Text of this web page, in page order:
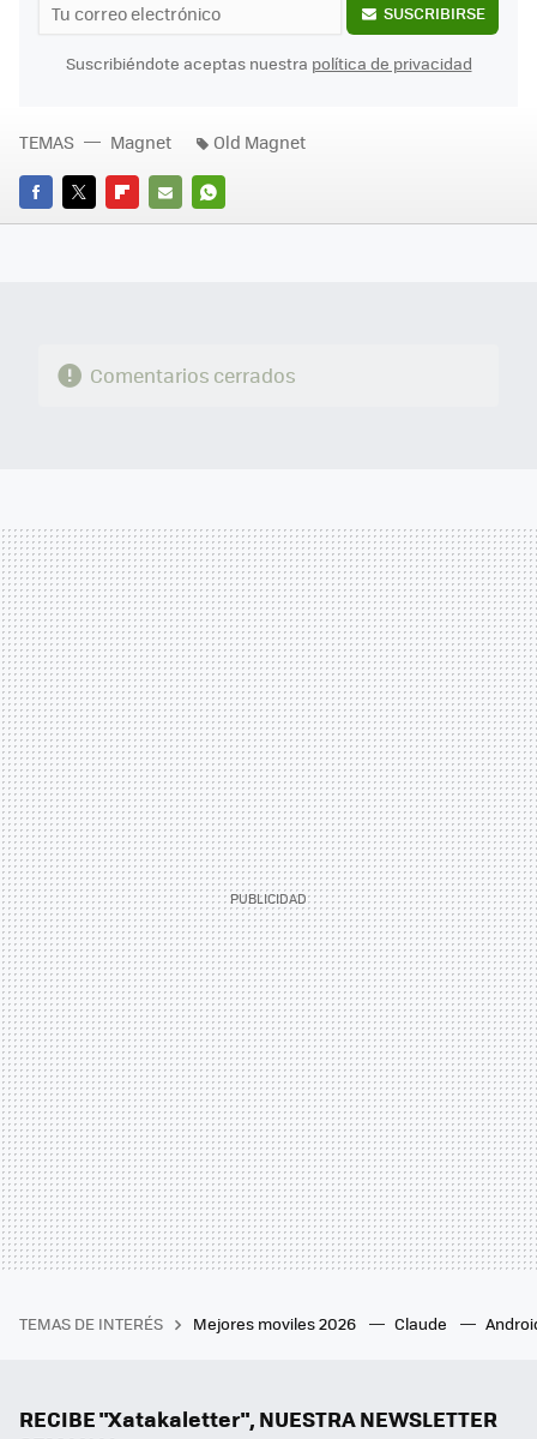
SUSCRIBIRSE
Suscribiéndote aceptas nuestra política de privacidad
FACEBOOK
TWITTERFLIPBOARD
E-
WHATSAPP
TEMAS Magnet Old Magnet
Comentarios cerrados
TEMAS DE INTERÉS Mejores moviles 2026 Claude
RECIBE "Xatakaletter", NUESTRA NEWSLETTER